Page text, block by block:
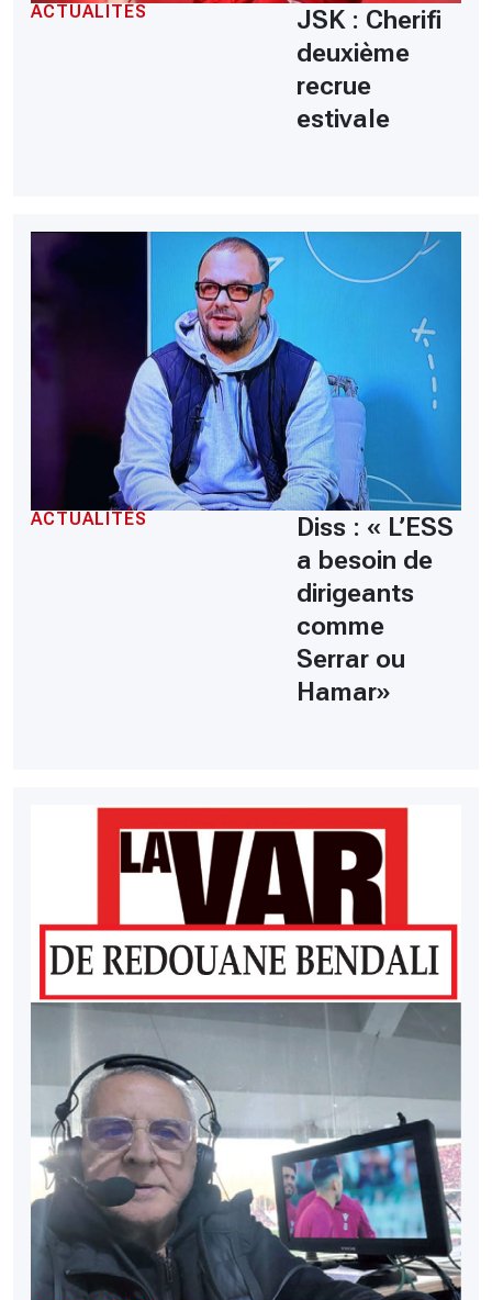
ACTUALITÉS
JSK : Cherifi
deuxième
recrue
estivale
ACTUALITÉS
Diss : « L’ESS
a besoin de
dirigeants
comme
Serrar ou
Hamar»